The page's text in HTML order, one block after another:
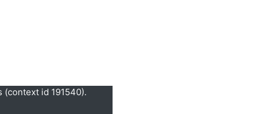
(context id 191540).